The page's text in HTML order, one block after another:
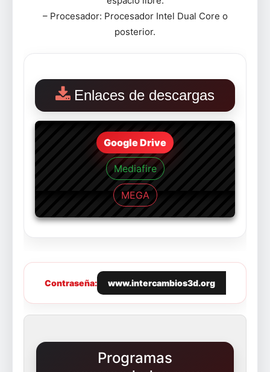
– Procesador: Procesador Intel Dual Core o
posterior.
Enlaces de descargas
Google Drive
Mediafire
MEGA
Contraseña: www.intercambios3d.org
Programas